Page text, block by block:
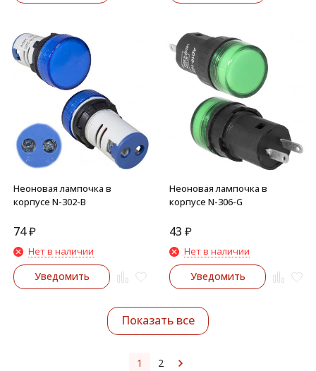
Неоновая лампочка в
корпусе N-302-B
74₽
Нет в наличии
Уведомить
Неоновая лампочка в
корпусе N-306-G
43 ₽
Нет в наличии
Уведомить
Показать все
1 2